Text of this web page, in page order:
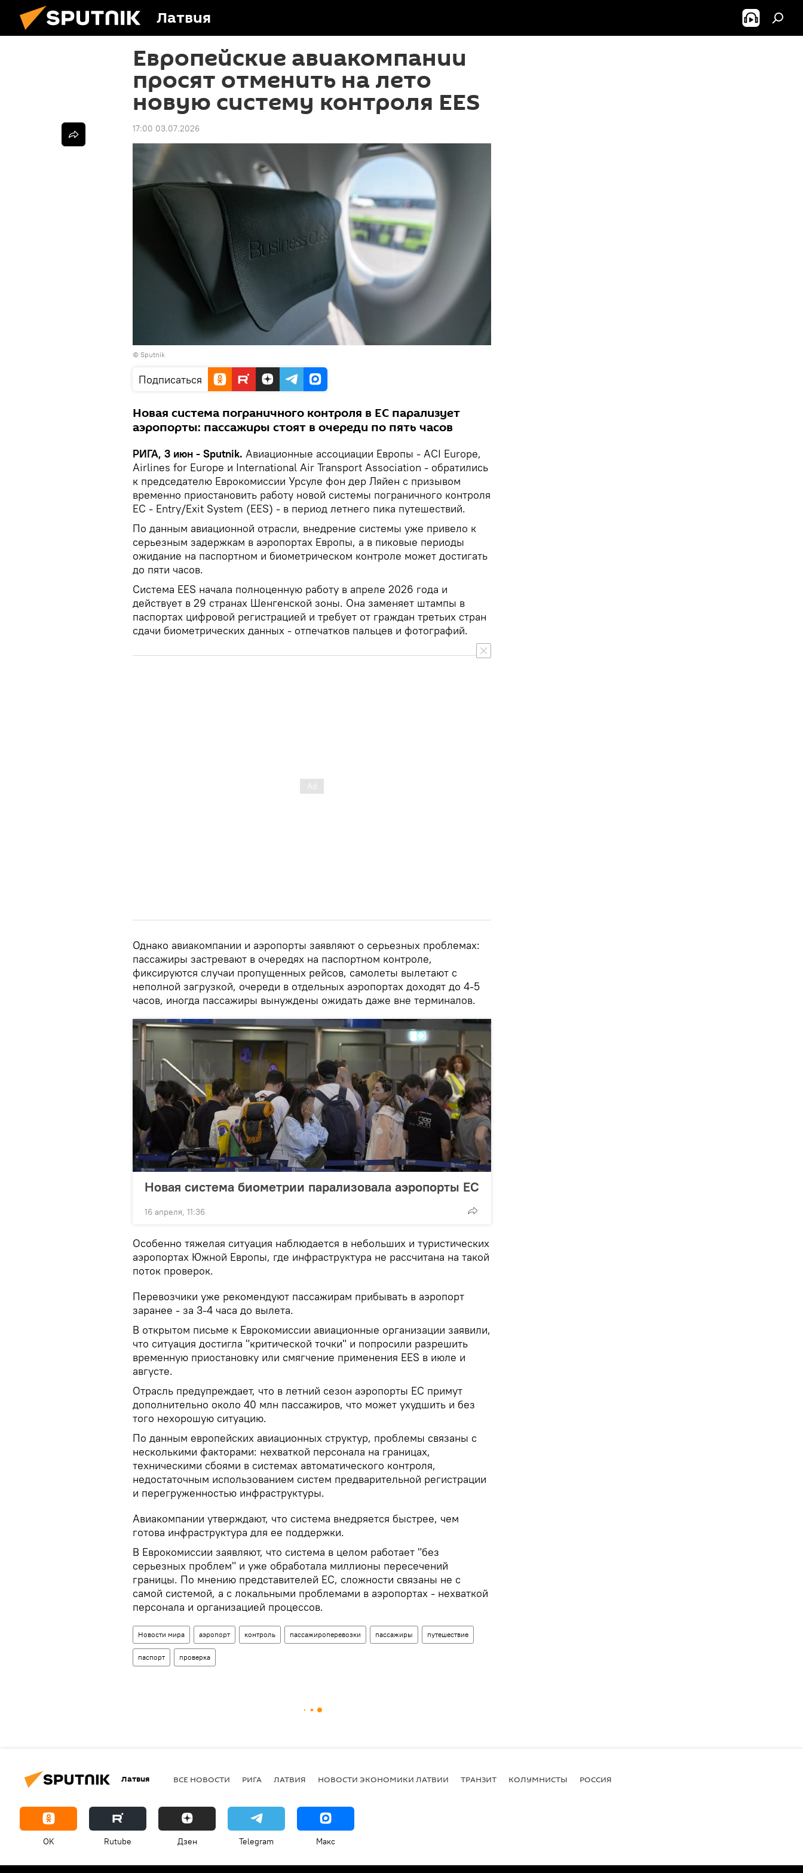
Латвия
Европейские авиакомпании
просят отменить на лето
новую систему контроля EES
17:00 03.07.2026
© Sputnik
Подписаться
Новая система пограничного контроля в ЕС парализует
аэропорты: пассажиры стоят в очереди по пять часов
РИГА, 3 июн - Sputnik. Авиационные ассоциации Европы - ACI Europe,
Airlines for Europe и International Air Transport Association - обратились
к председателю Еврокомиссии Урсуле фон дер Ляйен с призывом
временно приостановить работу новой системы пограничного контроля
ЕС - Entry/Exit System (EES) - в период летнего пика путешествий.
По данным авиационной отрасли, внедрение системы уже привело к
серьезным задержкам в аэропортах Европы, а в пиковые периоды
ожидание на паспортном и биометрическом контроле может достигать
до пяти часов.
Система EES начала полноценную работу в апреле 2026 года и
действует в 29 странах Шенгенской зоны. Она заменяет штампы в
паспортах цифровой регистрацией и требует от граждан третьих стран
сдачи биометрических данных - отпечатков пальцев и фотографий.
Однако авиакомпании и аэропорты заявляют о серьезных проблемах:
пассажиры застревают в очередях на паспортном контроле,
фиксируются случаи пропущенных рейсов, самолеты вылетают с
неполной загрузкой, очереди в отдельных аэропортах доходят до 4-5
часов, иногда пассажиры вынуждены ожидать даже вне терминалов.
Новая система биометрии парализовала аэропорты ЕС
16 апреля, 11:36
Особенно тяжелая ситуация наблюдается в небольших и туристических
аэропортах Южной Европы, где инфраструктура не рассчитана на такой
поток проверок.
Перевозчики уже рекомендуют пассажирам прибывать в аэропорт
заранее - за 3-4 часа до вылета.
В открытом письме к Еврокомиссии авиационные организации заявили,
что ситуация достигла "критической точки" и попросили разрешить
временную приостановку или смягчение применения EES в июле и
августе.
Отрасль предупреждает, что в летний сезон аэропорты ЕС примут
дополнительно около 40 млн пассажиров, что может ухудшить и без
того нехорошую ситуацию.
По данным европейских авиационных структур, проблемы связаны с
несколькими факторами: нехваткой персонала на границах,
техническими сбоями в системах автоматического контроля,
недостаточным использованием систем предварительной регистрации
и перегруженностью инфраструктуры.
Авиакомпании утверждают, что система внедряется быстрее, чем
готова инфраструктура для ее поддержки.
В Еврокомиссии заявляют, что система в целом работает "без
серьезных проблем" и уже обработала миллионы пересечений
границы. По мнению представителей ЕС, сложности связаны не с
самой системой, а с локальными проблемами в аэропортах - нехваткой
персонала и организацией процессов.
Новости мира аэропорт контроль пассажироперевозки пассажиры путешествие
паспорт проверка
Латвия ВСЕ НОВОСТИ РИГА ЛАТВИЯ НОВОСТИ ЭКОНОМИКИ ЛАТВИИ ТРАНЗИТ КОЛУМНИСТЫ РОССИЯ
OK Rutube Дзен Telegram Макс